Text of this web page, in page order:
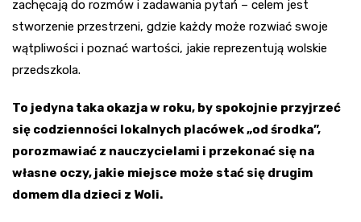
zachęcają do rozmów i zadawania pytań – celem jest
stworzenie przestrzeni, gdzie każdy może rozwiać swoje
wątpliwości i poznać wartości, jakie reprezentują wolskie
przedszkola.
To jedyna taka okazja w roku, by spokojnie przyjrzeć
się codzienności lokalnych placówek „od środka”,
porozmawiać z nauczycielami i przekonać się na
własne oczy, jakie miejsce może stać się drugim
domem dla dzieci z Woli.